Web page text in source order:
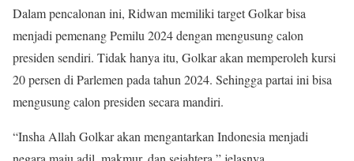
Dalam pencalonan ini, Ridwan memiliki target Golkar bisa
menjadi pemenang Pemilu 2024 dengan mengusung calon
presiden sendiri. Tidak hanya itu, Golkar akan memperoleh kursi
20 persen di Parlemen pada tahun 2024. Sehingga partai ini bisa
mengusung calon presiden secara mandiri.
“Insha Allah Golkar akan mengantarkan Indonesia menjadi